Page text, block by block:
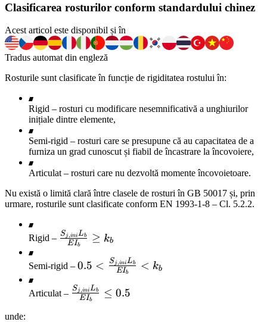
Clasificarea rosturilor conform standardului chinez
Acest articol este disponibil și în
Tradus automat din engleză
Rosturile sunt clasificate în funcție de rigiditatea rostului în:
Rigid – rosturi cu modificare nesemnificativă a unghiurilor
inițiale dintre elemente,
Semi-rigid – rosturi care se presupune că au capacitatea de a
furniza un grad cunoscut și fiabil de încastrare la încovoiere,
Articulat – rosturi care nu dezvoltă momente încovoietoare.
Nu există o limită clară între clasele de rosturi în GB 50017 și, prin
urmare, rosturile sunt clasificate conform EN 1993-1-8 – Cl. 5.2.2.
Rigid – \frac{S_{j,ini}
L_b}{E I_b}
\ge k_b
EIb
Sj,iniLb ≥ kb
Semi-rigid – 0.5 <
\frac{S_{j,ini}
L_b}{E I_b}
< k_b
0.5 < EIb
Sj,iniLb < kb
Articulat – \frac{S_{j,ini}
L_b}{E I_b}
EIb
Sj,iniLb ≤ 0.5
unde: